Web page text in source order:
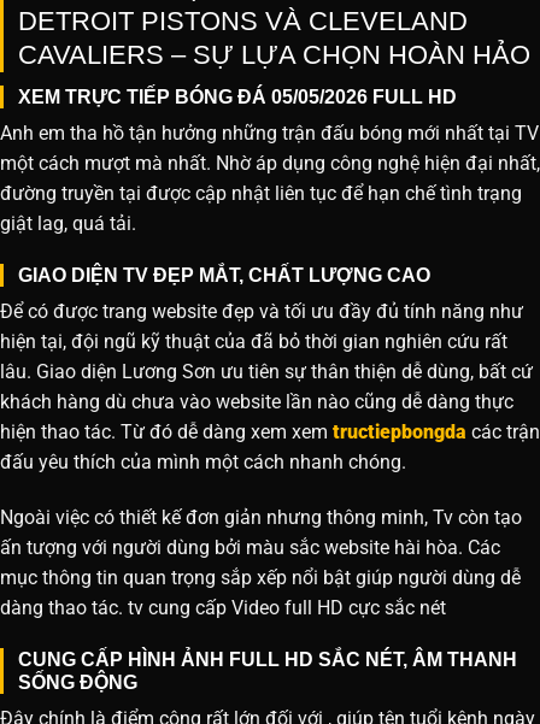
DETROIT PISTONS VÀ CLEVELAND
CAVALIERS – SỰ LỰA CHỌN HOÀN HẢO
XEM TRỰC TIẾP BÓNG ĐÁ 05/05/2026 FULL HD
Anh em tha hồ tận hưởng những trận đấu bóng mới nhất tại TV
một cách mượt mà nhất. Nhờ áp dụng công nghệ hiện đại nhất,
đường truyền tại được cập nhật liên tục để hạn chế tình trạng
giật lag, quá tải.
GIAO DIỆN TV ĐẸP MẮT, CHẤT LƯỢNG CAO
Để có được trang website đẹp và tối ưu đầy đủ tính năng như
hiện tại, đội ngũ kỹ thuật của đã bỏ thời gian nghiên cứu rất
lâu. Giao diện Lương Sơn ưu tiên sự thân thiện dễ dùng, bất cứ
khách hàng dù chưa vào website lần nào cũng dễ dàng thực
hiện thao tác. Từ đó dễ dàng xem xem tructiepbongda các trận
đấu yêu thích của mình một cách nhanh chóng.
Ngoài việc có thiết kế đơn giản nhưng thông minh, Tv còn tạo
ấn tượng với người dùng bởi màu sắc website hài hòa. Các
mục thông tin quan trọng sắp xếp nổi bật giúp người dùng dễ
dàng thao tác. tv cung cấp Video full HD cực sắc nét
CUNG CẤP HÌNH ẢNH FULL HD SẮC NÉT, ÂM THANH
SỐNG ĐỘNG
Đây chính là điểm cộng rất lớn đối với , giúp tên tuổi kênh ngày